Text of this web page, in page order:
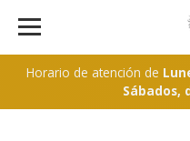
Horario de atención de
Sábados,